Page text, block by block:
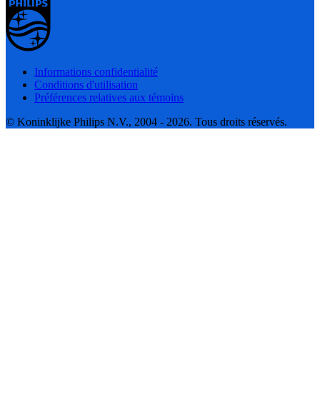
Informations confidentialité
Conditions d'utilisation
Préférences relatives aux témoins
© Koninklijke Philips N.V., 2004 - 2026. Tous droits réservés.